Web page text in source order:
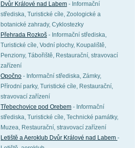
Dvůr Králové nad Labem - Informační
střediska, Turistické cíle, Zoologické a
botanické zahrady, Cyklostezky
Přehrada Rozkoš - Informační střediska,
Turistické cíle, Vodní plochy, Koupaliště,
Penziony, Tábořiště, Restaurační, stravovací
zařízení
Opočno - Informační střediska, Zámky,
Přírodní parky, Turistické cíle, Restaurační,
stravovací zařízení
Třebechovice pod Orebem - Informační
střediska, Turistické cíle, Technické památky,
Muzea, Restaurační, stravovací zařízení
Letiště a Aeroklub Dvůr Králové nad Labem -